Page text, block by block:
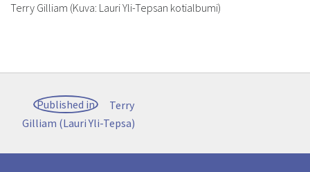
Terry Gilliam (Kuva: Lauri Yli-Tepsan kotialbumi)
Post
navigation
Published in
Terry
Gilliam (Lauri Yli-Tepsa)